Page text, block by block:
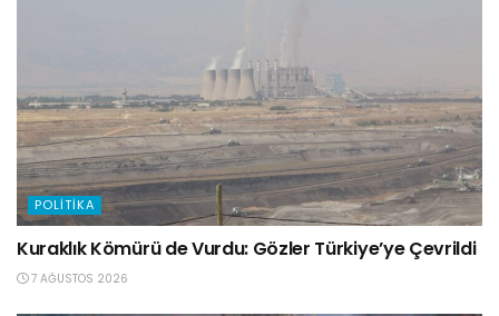
POLITIKA
Kuraklık Kömürü de Vurdu: Gözler Türkiye’ye Çevrildi
7 AĞUSTOS 2026